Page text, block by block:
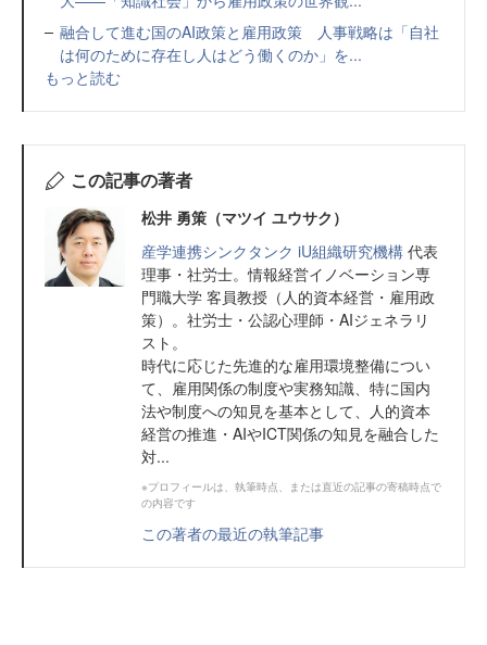
融合して進む国のAI政策と雇用政策 人事戦略は「自社
は何のために存在し人はどう働くのか」を...
もっと読む
この記事の著者
松井 勇策（マツイ ユウサク）
産学連携シンクタンク iU組織研究機構 代表
理事・社労士。情報経営イノベーション専
門職大学 客員教授（人的資本経営・雇用政
策）。社労士・公認心理師・AIジェネラリ
スト。
時代に応じた先進的な雇用環境整備につい
て、雇用関係の制度や実務知識、特に国内
法や制度への知見を基本として、人的資本
経営の推進・AIやICT関係の知見を融合した
対...
※プロフィールは、執筆時点、または直近の記事の寄稿時点で
の内容です
この著者の最近の執筆記事